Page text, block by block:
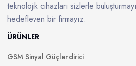
teknolojik cihazları sizlerle buluşturmayı
hedefleyen bir firmayız.
ÜRÜNLER
GSM Sinyal Güçlendirici